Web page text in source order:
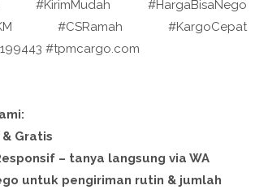
#KirimMudah #HargaBisaNego
#CSRamah #KargoCepat
#tpmcargo.com
Gratis
– tanya langsung via WA
untuk pengiriman rutin & jumlah